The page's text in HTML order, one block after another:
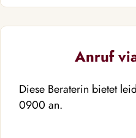
Anruf
Diese Beraterin bietet
0900 an.